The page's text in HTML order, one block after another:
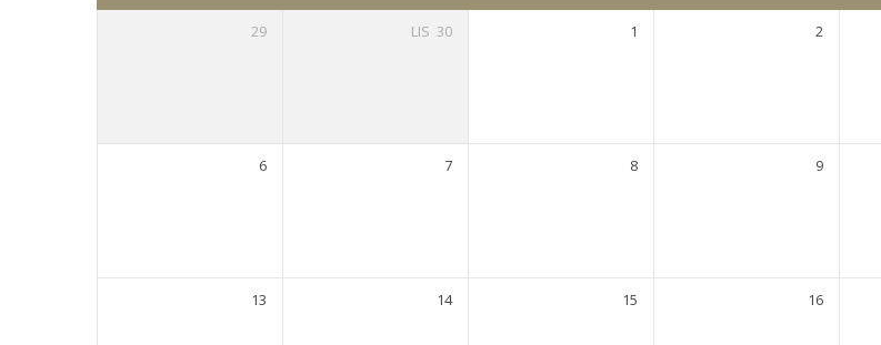
29 LIS 30 1 2
6 7 8 9
13 14 15 16